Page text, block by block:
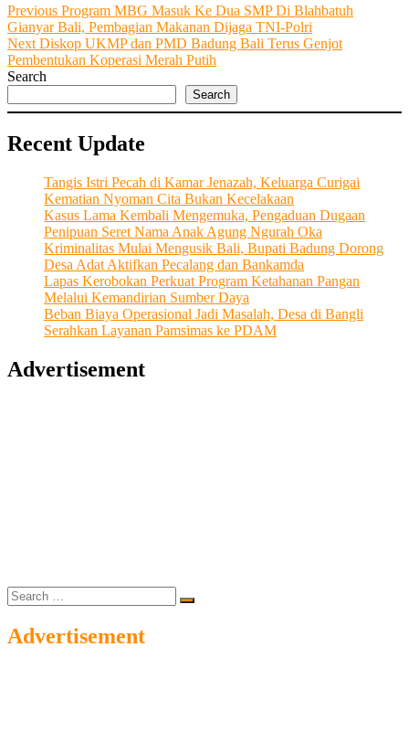
Post
navigation
Previous Previous
post:
Program MBG Masuk Ke Dua SMP Di Blahbatuh
Gianyar Bali, Pembagian Makanan Dijaga TNI-Polri
Next Next
post:
Diskop UKMP dan PMD Badung Bali Terus Genjot
Pembentukan Koperasi Merah Putih
Search
Search
Recent Update
Tangis Istri Pecah di Kamar Jenazah, Keluarga Curigai
Kematian Nyoman Cita Bukan Kecelakaan
Kasus Lama Kembali Mengemuka, Pengaduan Dugaan
Penipuan Seret Nama Anak Agung Ngurah Oka
Kriminalitas Mulai Mengusik Bali, Bupati Badung Dorong
Desa Adat Aktifkan Pecalang dan Bankamda
Lapas Kerobokan Perkuat Program Ketahanan Pangan
Melalui Kemandirian Sumber Daya
Beban Biaya Operasional Jadi Masalah, Desa di Bangli
Serahkan Layanan Pamsimas ke PDAM
Advertisement
Search
…
Advertisement